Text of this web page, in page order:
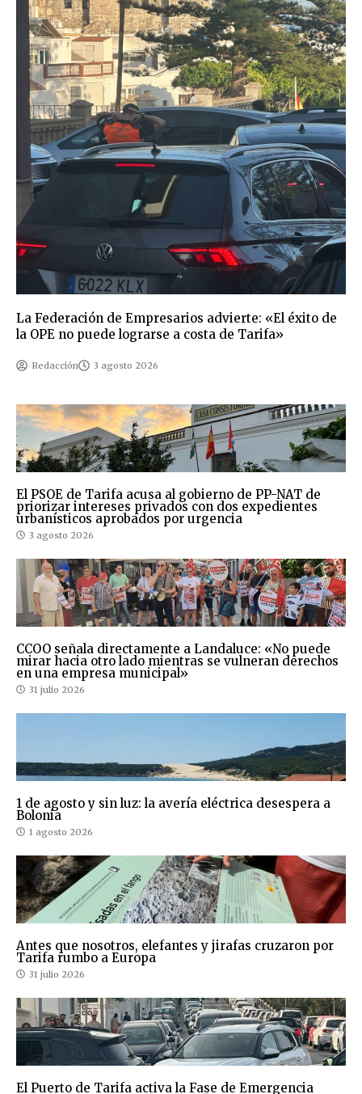
La Federación de Empresarios advierte: «El éxito de
la OPE no puede lograrse a costa de Tarifa»
Redacción 3 agosto 2026
El PSOE de Tarifa acusa al gobierno de PP-NAT de
priorizar intereses privados con dos expedientes
urbanísticos aprobados por urgencia
3 agosto 2026
CCOO señala directamente a Landaluce: «No puede
mirar hacia otro lado mientras se vulneran derechos
en una empresa municipal»
31 julio 2026
1 de agosto y sin luz: la avería eléctrica desespera a
Bolonia
1 agosto 2026
Antes que nosotros, elefantes y jirafas cruzaron por
Tarifa rumbo a Europa
31 julio 2026
El Puerto de Tarifa activa la Fase de Emergencia